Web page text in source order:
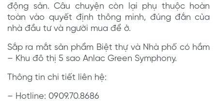
động sản. Câu chuyện còn lại phụ thuộc hoàn
toàn vào quyết định thông minh, đúng đắn của
nhà đầu tư và người mua để ở.
Sắp ra mắt sản phẩm Biệt thự và Nhà phố có hầm
– Khu đô thị 5 sao Anlac Green Symphony.
Thông tin chi tiết liên hệ:
– Hotline: 0909.70.8686